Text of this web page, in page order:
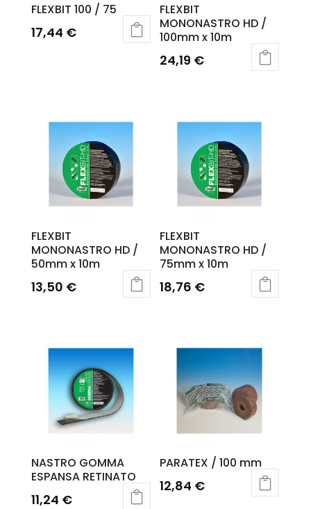
FLEXBIT 100 / 75
17,44 €
FLEXBIT
MONONASTRO HD /
100mm x 10m
24,19 €
FLEXBIT
MONONASTRO HD /
50mm x 10m
13,50 €
FLEXBIT
MONONASTRO HD /
75mm x 10m
18,76 €
NASTRO GOMMA
ESPANSA RETINATO
11,24 €
PARATEX / 100 mm
12,84 €